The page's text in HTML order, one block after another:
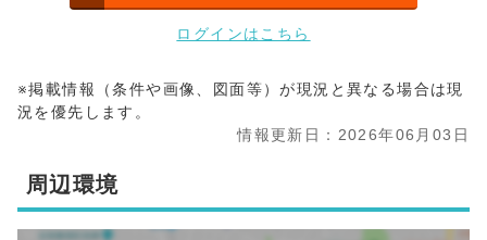
ログインはこちら
※掲載情報（条件や画像、図面等）が現況と異なる場合は現
況を優先します。
情報更新日：2026年06月03日
周辺環境